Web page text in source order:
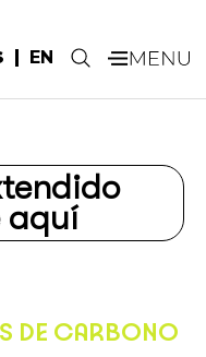
EN .
aquí
DE CARBONO